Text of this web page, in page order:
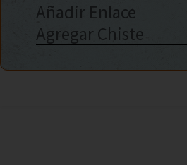
Añadir Enlace
Agregar Chiste